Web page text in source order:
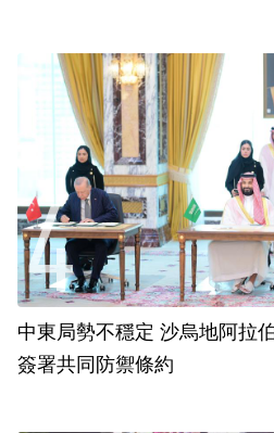
中東局勢不穩定 沙烏地阿拉
簽署共同防禦條約